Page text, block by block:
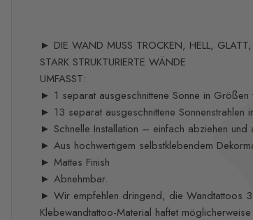
► DIE WAND MUSS TROCKEN, HELL, GLATT,
STARK STRUKTURIERTE WÄNDE
UMFASST:
► 1 separat ausgeschnittene Sonne in
► 13 separat ausgeschnittene
► Schnelle Installation – einfach abziehen
► Aus hochwertigem selbstklebendem
► Mattes Finish
► Abnehmbar.
► Wir empfehlen dringend, die Wandtattoos
Klebewandtattoo-Material haftet